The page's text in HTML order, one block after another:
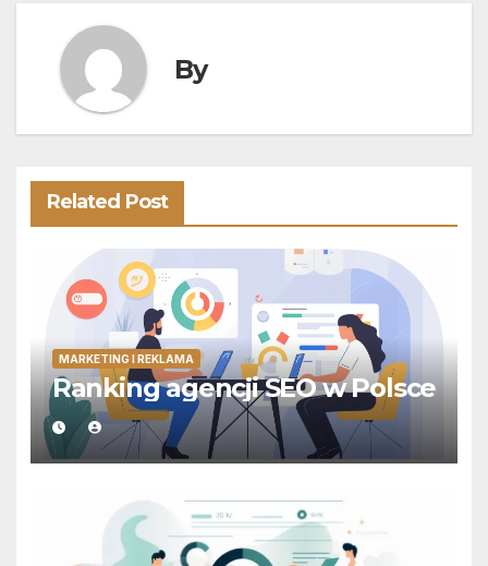
By
Related Post
MARKETING I REKLAMA
Ranking agencji SEO w Polsce